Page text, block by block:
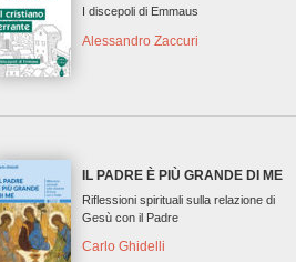
I discepoli di Emmaus
Alessandro Zaccuri
IL PADRE È PIÙ GRANDE DI ME
Riflessioni spirituali sulla relazione di
Gesù con il Padre
Carlo Ghidelli